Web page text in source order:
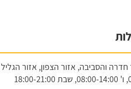
חדרה והסביבה, אזור הצפון, אזור
ו' 08:00-14:00, שבת 18:00-21:00